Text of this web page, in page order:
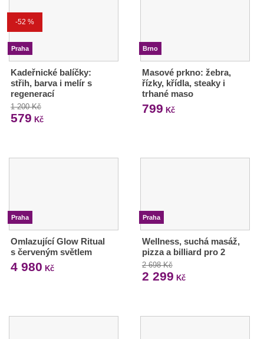
-52 %
Praha
Kadeřnické balíčky:
střih, barva i melír s
regenerací
1 200 Kč
579 Kč
Brno
Masové prkno: žebra,
řízky, křídla, steaky i
trhané maso
799 Kč
Praha
Omlazující Glow Ritual
s červeným světlem
4 980 Kč
Praha
Wellness, suchá masáž,
pizza a billiard pro 2
2 698 Kč
2 299 Kč